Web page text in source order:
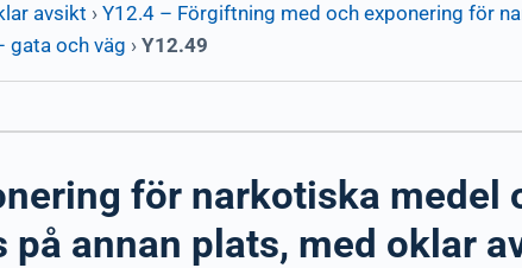
avsikt › Y12.4 – Förgiftning med och exponering för
gata och väg › Y12.49
för narkotiska medel
annan plats, med oklar